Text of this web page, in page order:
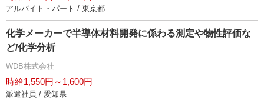
アルバイト・パート / 東京都
化学メーカーで半導体材料開発に係わる測定や物性評価な
ど/化学分析
WDB株式会社
時給1,550円～1,600円
派遣社員 / 愛知県